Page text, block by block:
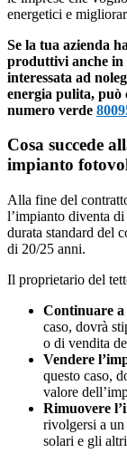
energetici e
Se la tua azienda
produttivi anche in
interessata ad
energia pulita, può
numero verde
Cosa succede
impianto
Alla fine del
l’impianto diventa
durata standard del
di 20/25 anni.
Il proprietario del
Continuare
caso, dovrà
o di vendita
Vendere
questo caso,
valore
Rimuovere
rivolgersi a un
solari e gli